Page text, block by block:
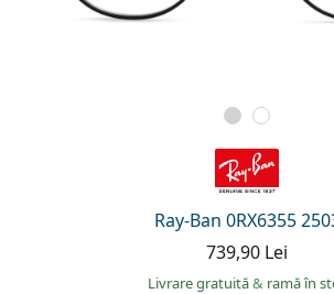
Ray-Ban 0RX6355
739,90 Lei
Livrare gratuită& ramă în